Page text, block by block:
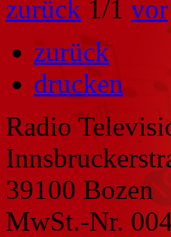
zurück 1/1 vor
zurück
drucken
Radio
39100 Bozen
MwSt.-Nr.